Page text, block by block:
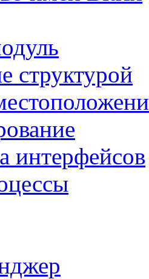
структурой
интерфейсов